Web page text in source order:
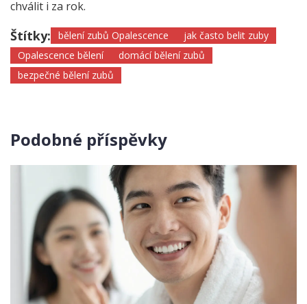
chválit i za rok.
Štítky: bělení zubů Opalescence
jak často belit zuby
Opalescence bělení
domácí bělení zubů
bezpečné bělení zubů
Podobné příspěvky